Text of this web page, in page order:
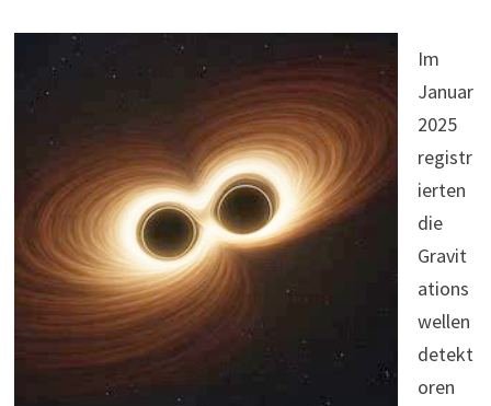
Im
Januar
2025
registr
ierten
die
Gravit
ations
wellen
detekt
oren